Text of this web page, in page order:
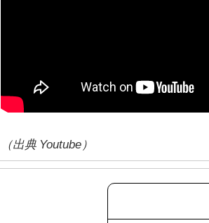
（出典 Youtube）